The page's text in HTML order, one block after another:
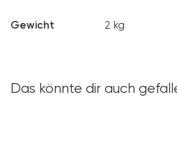
Gewicht 2 kg
Das könnte dir auch